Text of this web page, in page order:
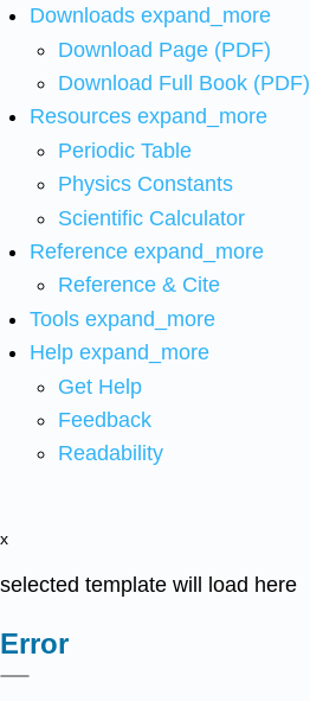
Downloads expand_more
Download Page (PDF)
Download Full Book (PDF)
Resources expand_more
Periodic Table
Physics Constants
Scientific Calculator
Reference expand_more
Reference & Cite
Tools expand_more
Help expand_more
Get Help
Feedback
Readability
x
selected template will load here
Error